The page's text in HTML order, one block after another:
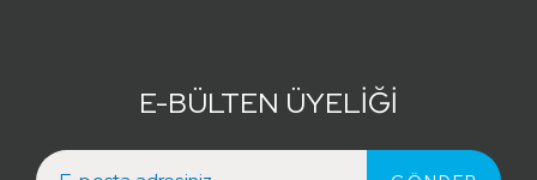
E-BÜLTEN ÜYELİĞİ